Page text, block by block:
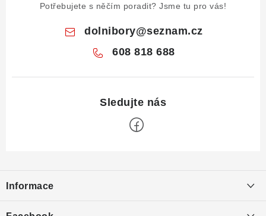
Potřebujete s něčím poradit? Jsme tu pro vás!
dolnibory@seznam.cz
608 818 688
p
a
Informace